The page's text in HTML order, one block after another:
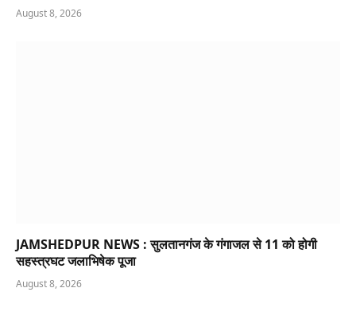
August 8, 2026
JAMSHEDPUR NEWS : सुलतानगंज के गंगाजल से 11 को होगी
सहस्त्रघट जलाभिषेक पूजा
August 8, 2026